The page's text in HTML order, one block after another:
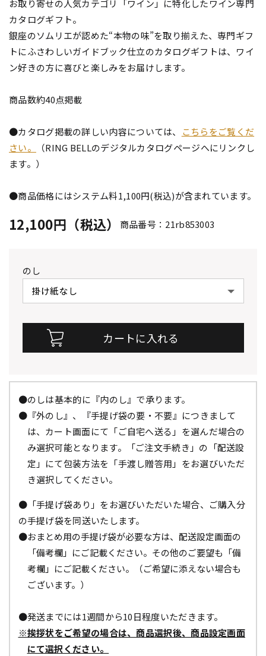
お取り寄せの人気カテゴリ「ワイン」に特化したワイン専門
カタログギフト。
銀座のソムリエが認めた“本物の味”を取り揃えた、専門ギフ
トにふさわしいガイドブック仕立のカタログギフトは、ワイ
ン好きの方に喜びと楽しみをお届けします。
商品数約40点掲載
●カタログ掲載の詳しい内容については、
こちらをご覧くだ
さい。
（RING BELLのデジタルカタログページへにリンクし
ます。）
●商品価格にはシステム料1,100円(税込)が含まれています。
12,100円（税込） 商品番号：21rb853003
のし
●のしは基本的に『内のし』で承ります。
●『外のし』、『手提げ袋の要・不要』につきまして
は、カート画面にて「ご自宅へ送る」を選んだ場合の
み選択可能となります。「ご注文手続き」の「配送設
定」にて包装方法を「手渡し贈答用」をお選びいただ
き選択してください。
●「手提げ袋あり」をお選びいただいた場合、ご購入分
の手提げ袋を同送いたします。
●おまとめ用の手提げ袋が必要な方は、配送設定画面の
「備考欄」にご記載ください。その他のご要望も「備
考欄」にご記載ください。（ご希望に添えない場合も
ございます。）
●発送までには1週間から10日程度いただきます。
※挨拶状をご希望の場合は、商品選択後、商品設定画面
にて選択ください。